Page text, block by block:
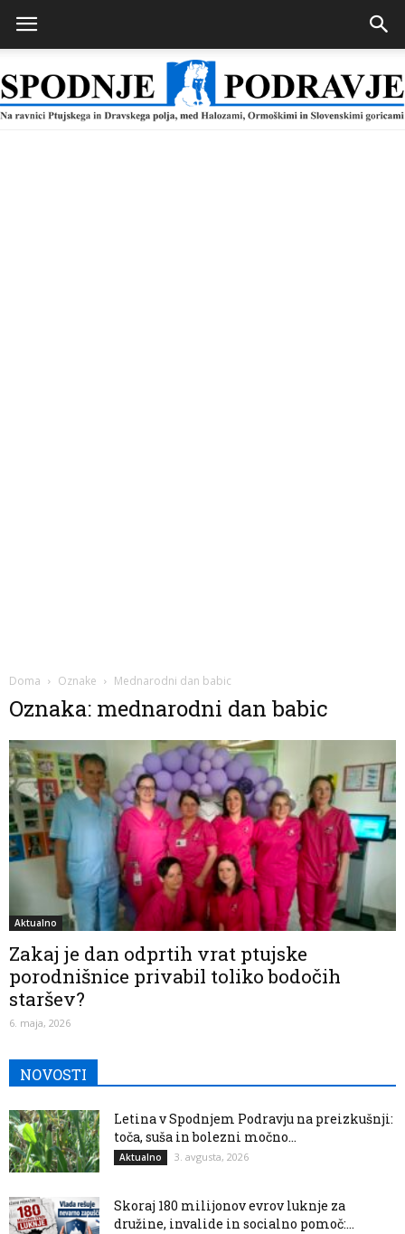
Doma Oznake Mednarodni dan babic
Oznaka: mednarodni dan babic
Aktualno
Zakaj je dan odprtih vrat ptujske
porodnišnice privabil toliko bodočih
staršev?
6. maja, 2026
NOVOSTI
Letina v Spodnjem Podravju na preizkušnji:
toča, suša in bolezni močno...
Aktualno 3. avgusta, 2026
Skoraj 180 milijonov evrov luknje za
družine, invalide in socialno pomoč:...